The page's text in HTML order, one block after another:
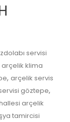
servisi
arçelik klima
, arçelik servis
göztepe,
arçelik
tamircisi